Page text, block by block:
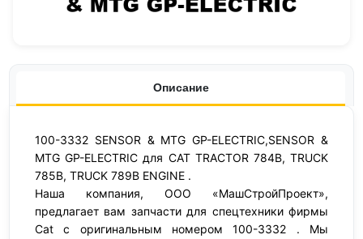
Описание
100-3332 SENSOR & MTG GP-ELECTRIC,SENSOR &
MTG GP-ELECTRIC для CAT TRACTOR 784B, TRUCK
785B, TRUCK 789B ENGINE .
Наша компания, ООО «МашСтройПроект»,
предлагает вам запчасти для спецтехники фирмы
Cat с оригинальным номером 100-3332 . Мы